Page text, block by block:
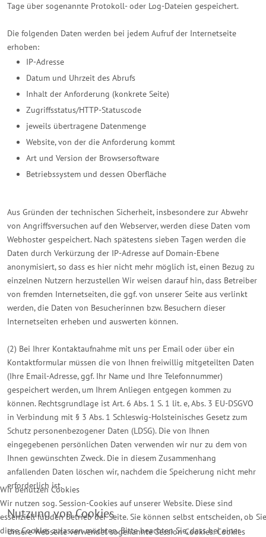
Tage über sogenannte Protokoll- oder Log-Dateien gespeichert.
Die folgenden Daten werden bei jedem Aufruf der Internetseite
erhoben:
IP-Adresse
Datum und Uhrzeit des Abrufs
Inhalt der Anforderung (konkrete Seite)
Zugriffsstatus/HTTP-Statuscode
jeweils übertragene Datenmenge
Website, von der die Anforderung kommt
Art und Version der Browsersoftware
Betriebssystem und dessen Oberfläche
Aus Gründen der technischen Sicherheit, insbesondere zur Abwehr
von Angriffsversuchen auf den Webserver, werden diese Daten vom
Webhoster gespeichert. Nach spätestens sieben Tagen werden die
Daten durch Verkürzung der IP-Adresse auf Domain-Ebene
anonymisiert, so dass es hier nicht mehr möglich ist, einen Bezug zu
einzelnen Nutzern herzustellen Wir weisen darauf hin, dass Betreiber
von fremden Internetseiten, die ggf. von unserer Seite aus verlinkt
werden, die Daten von Besucherinnen bzw. Besuchern dieser
Internetseiten erheben und auswerten können.
(2) Bei Ihrer Kontaktaufnahme mit uns per Email oder über ein
Kontaktformular müssen die von Ihnen freiwillig mitgeteilten Daten
(Ihre Email-Adresse, ggf. Ihr Name und Ihre Telefonnummer)
gespeichert werden, um Ihrem Anliegen entgegen kommen zu
können. Rechtsgrundlage ist Art. 6 Abs. 1 S. 1 lit. e, Abs. 3 EU-DSGVO
in Verbindung mit § 3 Abs. 1 Schleswig-Holsteinisches Gesetz zum
Schutz personenbezogener Daten (LDSG). Die von Ihnen
eingegebenen persönlichen Daten verwenden wir nur zu dem von
Ihnen gewünschten Zweck. Die in diesem Zusammenhang
anfallenden Daten löschen wir, nachdem die Speicherung nicht mehr
erforderlich ist.
Nutzung von Cookies
Unsere Webseite verwendet sogenannte Session Cookies. Cookies
Wir benutzen Cookies
Wir nutzen sog. Session-Cookies auf unserer Website. Diese sind
essenziell für den Betrieb der Seite. Sie können selbst entscheiden, ob Sie
diese Cookies zulassen möchten. Bitte beachten Sie, dass bei einer